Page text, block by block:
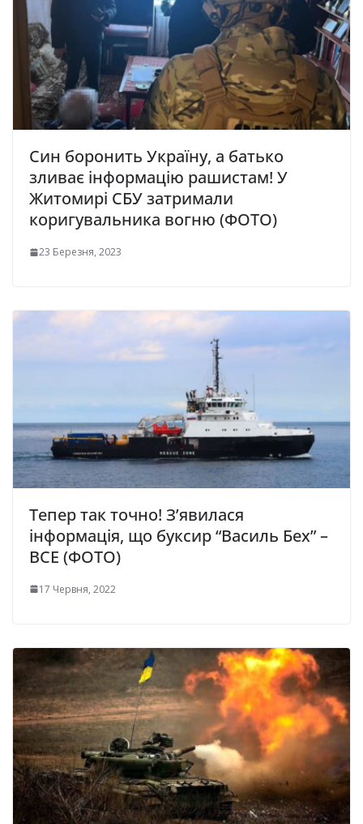
Син боронить Україну, а батько
зливає інформацію рашистам! У
Житомирі СБУ затримали
коригувальника вогню (ФОТО)
23 Березня, 2023
Тепер так точно! З’явилася
інформація, що буксир “Василь Бех” –
ВСЕ (ФОТО)
17 Червня, 2022